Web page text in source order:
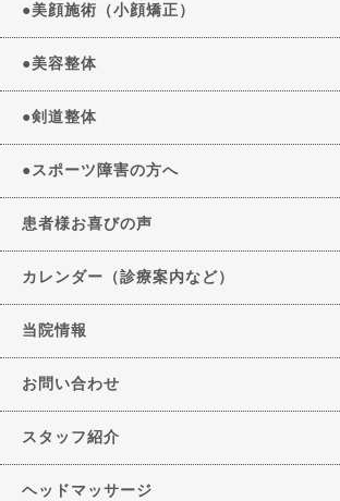
●美顔施術（小顔矯正）
●美容整体
●剣道整体
●スポーツ障害の方へ
患者様お喜びの声
カレンダー（診療案内など）
当院情報
お問い合わせ
スタッフ紹介
ヘッドマッサージ